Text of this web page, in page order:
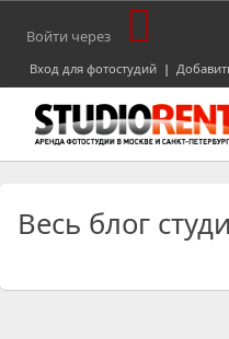
Войти через
Вход для фотостудий |
Весь блог